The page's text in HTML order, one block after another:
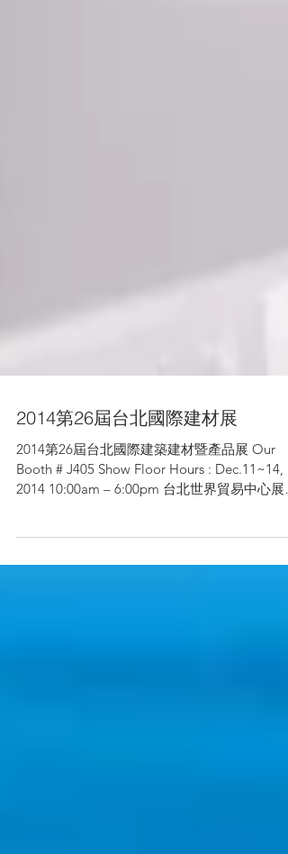
2014第26屆台北國際建材展
2014第26屆台北國際建築建材暨產品展 Our
Booth # J405 Show Floor Hours : Dec.11~14,
一館及南港展覽館